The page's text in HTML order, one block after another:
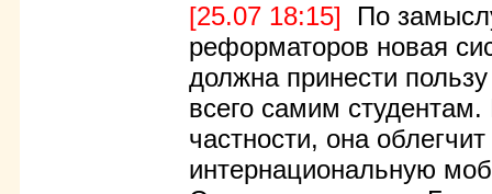
[25.07 18:15] По
реформаторов новая
должна принести
всего самим студентам.
частности, она облегчит
интернациональную